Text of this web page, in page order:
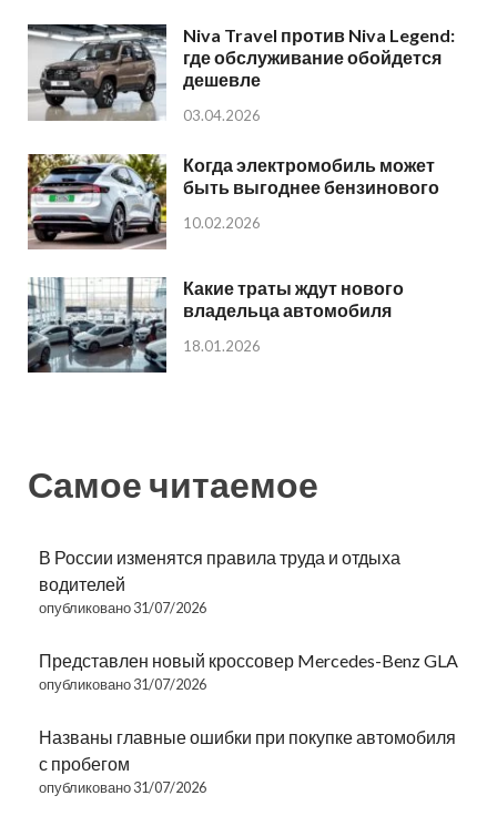
Niva Travel против Niva Legend:
где обслуживание обойдется
дешевле
03.04.2026
Когда электромобиль может
быть выгоднее бензинового
10.02.2026
Какие траты ждут нового
владельца автомобиля
18.01.2026
Самое читаемое
В России изменятся правила труда и отдыха
водителей
опубликовано 31/07/2026
Представлен новый кроссовер Mercedes-Benz GLA
опубликовано 31/07/2026
Названы главные ошибки при покупке автомобиля
с пробегом
опубликовано 31/07/2026